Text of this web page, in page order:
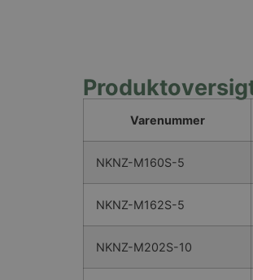
Varenummer
NKNZ-M160S-5
NKNZ-M162S-5
NKNZ-M202S-10